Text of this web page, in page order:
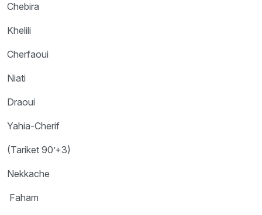
Chebira
Khelili
Cherfaoui
Niati
Draoui
Yahia-Cherif
(Tariket 90’+3)
Nekkache
Faham